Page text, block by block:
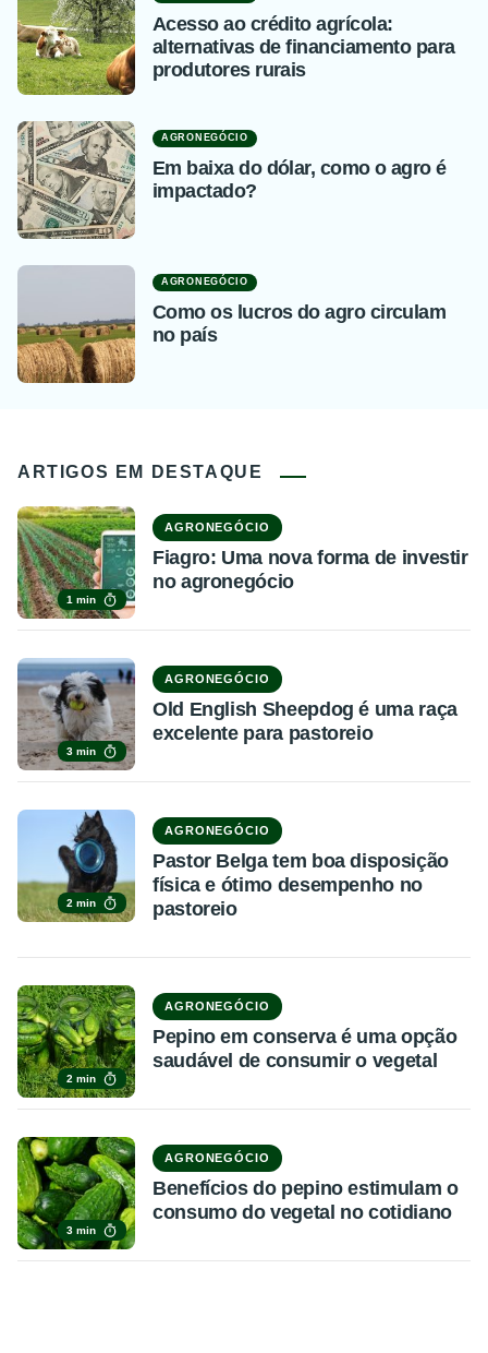
Acesso ao crédito agrícola:
alternativas de financiamento para
produtores rurais
AGRONEGÓCIO
Em baixa do dólar, como o agro é
impactado?
AGRONEGÓCIO
Como os lucros do agro circulam
no país
ARTIGOS EM DESTAQUE
1 min
AGRONEGÓCIO
Fiagro: Uma nova forma de investir
no agronegócio
3 min
AGRONEGÓCIO
Old English Sheepdog é uma raça
excelente para pastoreio
2 min
AGRONEGÓCIO
Pastor Belga tem boa disposição
física e ótimo desempenho no
pastoreio
2 min
AGRONEGÓCIO
Pepino em conserva é uma opção
saudável de consumir o vegetal
3 min
AGRONEGÓCIO
Benefícios do pepino estimulam o
consumo do vegetal no cotidiano